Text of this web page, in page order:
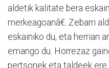
aldetik kalitate bera
merkeagoanâ€. Zebarri
eskainiko du, eta herrian
emango du. Horrezaz
pertsonek eta taldeek ere